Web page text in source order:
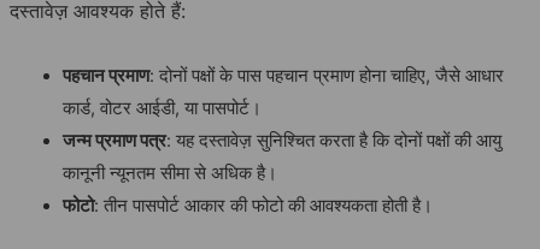
दस्तावेज़ आवश्यक होते हैं:
पहचान प्रमाण: दोनों पक्षों के पास पहचान प्रमाण होना चाहिए, जैसे आधार
कार्ड, वोटर आईडी, या पासपोर्ट।
जन्म प्रमाण पत्र: यह दस्तावेज़ सुनिश्चित करता है कि दोनों पक्षों की आयु
कानूनी न्यूनतम सीमा से अधिक है।
फोटो: तीन पासपोर्ट आकार की फोटो की आवश्यकता होती है।